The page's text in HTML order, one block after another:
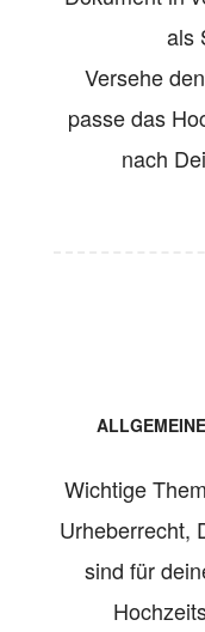
als
Versehe
passe das
nach
Wichtige
Urheberrecht,
sind für